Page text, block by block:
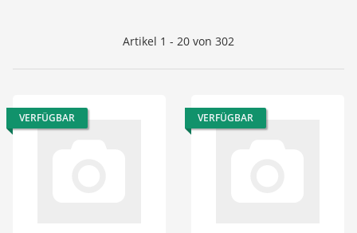
Artikel 1 - 20 von 302
VERFÜGBAR VERFÜGBAR